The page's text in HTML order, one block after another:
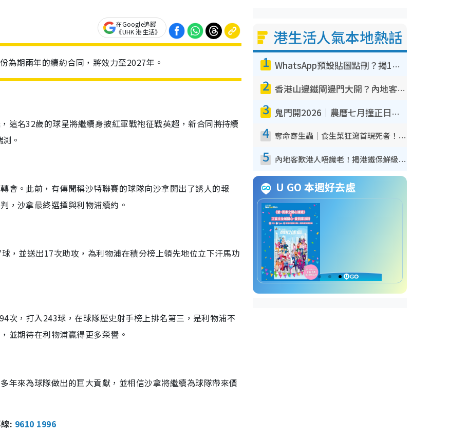
在Google追蹤
《UHK 港生活》
為期兩年的續約合同，將效力至2027年。
這名32歲的球星將繼續身披紅軍戰袍征戰英超，新合同將持續
。
會。此前，有傳聞稱沙特聯賽的球隊向沙拿開出了誘人的報
，沙拿最終選擇與利物浦續約。
，並送出17次助攻，為利物浦在積分榜上領先地位立下汗馬功
次，打入243球，在球隊歷史射手榜上排名第三，是利物浦不
並期待在利物浦贏得更多榮譽。
年來為球隊做出的巨大貢獻，並相信沙拿將繼續為球隊帶來價
: 9610 1996
港生活人氣本地熱話
1 WhatsApp預設貼圖點刪？揭1招「反向操作」還原簡潔介面 附3步實測教學
2 香港山邊鐵閘邊門大開？內地客困惑意義何在！網民神回覆：呢種叫法理性防禦
3 鬼門開2026｜農曆七月撞正日全食特別邪？專家警告切忌做一事！揭4大禁忌+2招保平安
4 奪命寄生蟲｜食生菜狂瀉首現死者！疫潮惡化錄1.8萬宗病例 揭洗菜3大謬誤
5 內地客歎港人唔識老！揭港鐵保鮮級冷氣 港人求放過：咪投訴
U GO 本週好去處